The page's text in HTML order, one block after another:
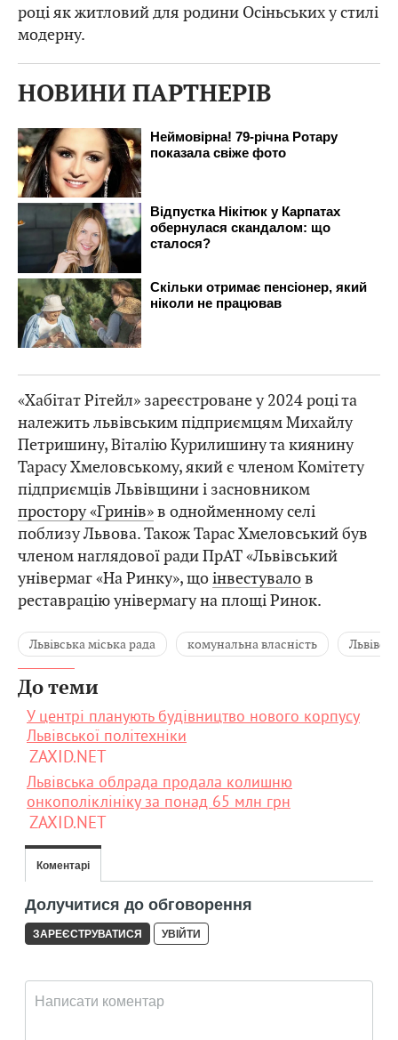
році як житловий для родини Осіньських у стилі
модерну.
НОВИНИ ПАРТНЕРІВ
«Хабітат Рітейл» зареєстроване у 2024 році та
належить львівським підприємцям Михайлу
Петришину, Віталію Курилишину та киянину
Тарасу Хмеловському, який є членом Комітету
підприємців Львівщини і засновником
простору «Гринів»в однойменному селі
поблизу Львова. Також Тарас Хмеловський був
членом наглядової ради ПрАТ «Львівський
універмаг «На Ринку», щоінвестувалов
реставрацію універмагу на площі Ринок.
Львівська міська рада комунальна власність
До теми
У центрі планують будівництво нового корпусу
Львівської політехніки
ZAXID.NET
Львівська облрада продала колишню
онкополіклініку за понад 65 млн грн
ZAXID.NET